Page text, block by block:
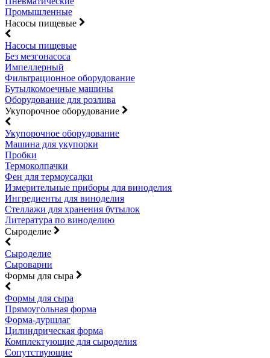
Промышленные
Насосы пищевые
Насосы пищевые
Без мезгонасоса
Импеллерный
Фильтрационное оборудование
Бутылкомоечные машины
Оборудование для розлива
Укупорочное оборудование
Укупорочное оборудование
Машина для укупорки
Пробки
Термоколпачки
Фен для термоусадки
Измерительные приборы для виноделия
Ингредиенты для виноделия
Стеллажи для хранения бутылок
Литература по виноделию
Сыроделие
Сыроделие
Сыроварни
Формы для сыра
Формы для сыра
Прямоугольная форма
Форма-дуршлаг
Цилиндрическая форма
Комплектующие для сыроделия
Сопутствующие